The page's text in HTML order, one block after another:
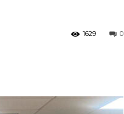
0
1629